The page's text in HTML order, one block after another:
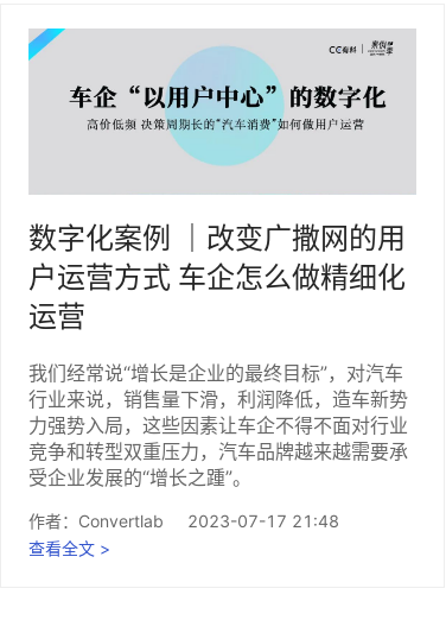
数字化案例 ｜改变广撒网的用
户运营方式 车企怎么做精细化
运营
我们经常说“增长是企业的最终目标”，对汽车
行业来说，销售量下滑，利润降低，造车新势
力强势入局，这些因素让车企不得不面对行业
竞争和转型双重压力，汽车品牌越来越需要承
受企业发展的“增长之踵”。
作者： Convertlab
2023-07-17 21:48
查看全文 >